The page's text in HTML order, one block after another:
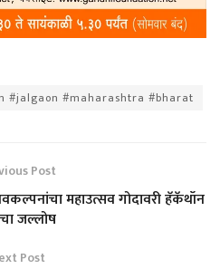
#jalgaon #maharashtra #bharat
Post
महाउत्सव गोदावरी हॅकॅथॉन
जल्लोष
Post